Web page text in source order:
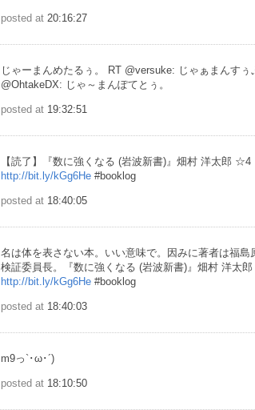
posted at 20:16:27
じゃーまんめたるぅ。 RT @versuke: じゃぁまんすぅ
@OhtakeDX: じゃ～まんぽてとぅ。
posted at 19:32:51
【読了】『数に強くなる (岩波新書)』畑村 洋太郎 ☆4
http://bit.ly/kGg6He #booklog
posted at 18:40:05
名は体を表さない本。いい意味で。因みに著者は福島
検証委員長。『数に強くなる (岩波新書)』畑村 洋太
http://bit.ly/kGg6He #booklog
posted at 18:40:03
m9っ`･ω･´)
posted at 18:10:50